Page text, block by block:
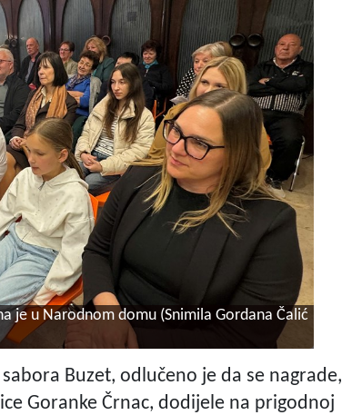
je u Narodnom domu (Snimila Gordana Čalić
Buzet, odlučeno je da se nagrade,
Goranke Črnac, dodijele na prigodnoj